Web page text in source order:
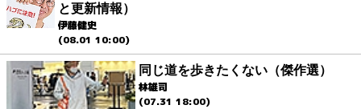
と更新情報）
伊藤健史
(08.01 10:00)
同じ道を歩きたくない（傑作選）
林雄司
(07.31 18:00)